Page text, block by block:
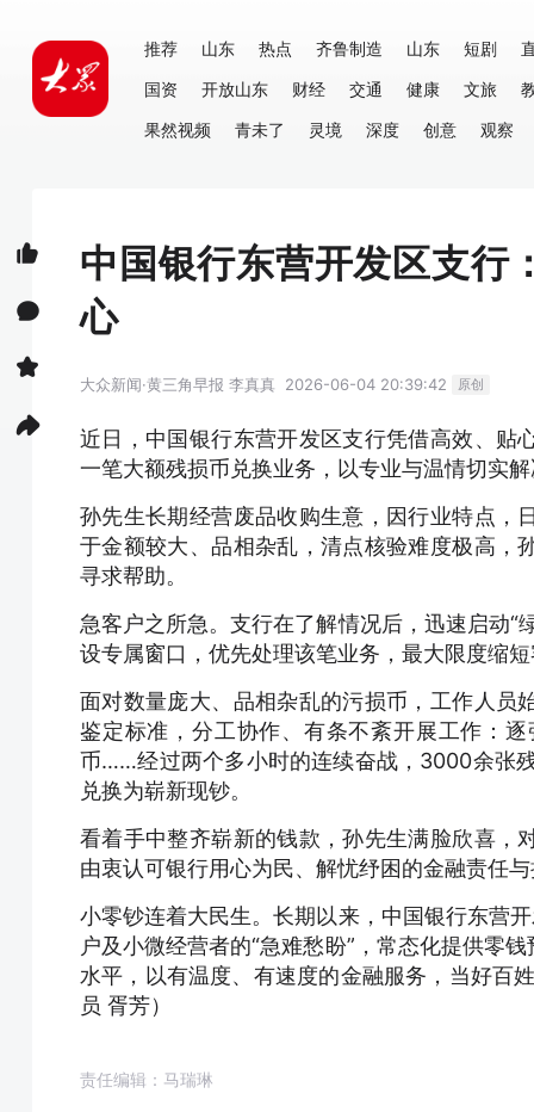
推荐 山东 热点 齐鲁制造 山东 短剧
国资
开放山东 财经 交通 健康 文旅
果然视频
青未了 灵境 深度 创意 观察
中国银行东营开发区支行
心
大众新闻·黄三角早报 李真真 2026-06-04 20:39:42 原创
近日，中国银行东营开发区支行凭借高效、贴
一笔大额残损币兑换业务，以专业与温情切实
孙先生长期经营废品收购生意，因行业特点，
于金额较大、品相杂乱，清点核验难度极高，
寻求帮助。
急客户之所急。支行在了解情况后，迅速启动
设专属窗口，优先处理该笔业务，最大限度缩
面对数量庞大、品相杂乱的污损币，工作人员
鉴定标准，分工协作、有条不紊开展工作：
币……经过两个多小时的连续奋战，3000余张
兑换为崭新现钞。
看着手中整齐崭新的钱款，孙先生满脸欣喜，
由衷认可银行用心为民、解忧纾困的金融责任
小零钞连着大民生。长期以来，中国银行东营
户及小微经营者的“急难愁盼”，常态化提供零
水平，以有温度、有速度的金融服务，当好百
员 胥芳）
责任编辑：马瑞琳